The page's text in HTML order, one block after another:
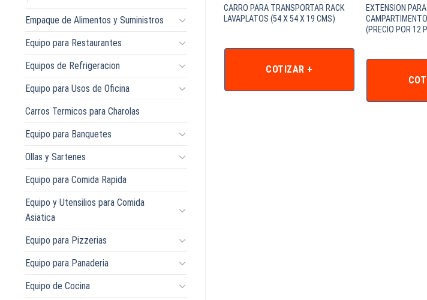
Empaque de Alimentos y Suministros
Equipo para Restaurantes
Equipos de Refrigeracion
Equipo para Usos de Oficina
Carros Termicos para Charolas
Equipo para Banquetes
Ollas y Sartenes
Equipo para Comida Rapida
Equipo y Utensilios para Comida
Asiatica
Equipo para Pizzerias
Equipo para Panaderia
Equipo de Cocina
CARRO PARA TRANSPORTAR RACK
LAVAPLATOS (54 X 54 X 19 CMS)
COTIZAR +
EXTENSION
(PRECIO POR 12
GRIS CAMBRO